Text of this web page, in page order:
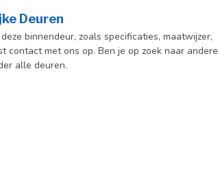
Deuren
binnendeur, zoals specificaties, maatwijzer,
contact met ons op. Ben je op zoek naar andere
alle deuren.